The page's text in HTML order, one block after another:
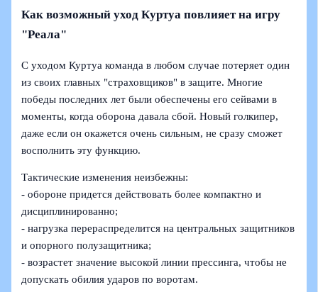
Как возможный уход Куртуа повлияет на игру
"Реала"
С уходом Куртуа команда в любом случае потеряет один
из своих главных "страховщиков" в защите. Многие
победы последних лет были обеспечены его сейвами в
моменты, когда оборона давала сбой. Новый голкипер,
даже если он окажется очень сильным, не сразу сможет
восполнить эту функцию.
Тактические изменения неизбежны:
- обороне придется действовать более компактно и
дисциплинированно;
- нагрузка перераспределится на центральных защитников
и опорного полузащитника;
- возрастет значение высокой линии прессинга, чтобы не
допускать обилия ударов по воротам.